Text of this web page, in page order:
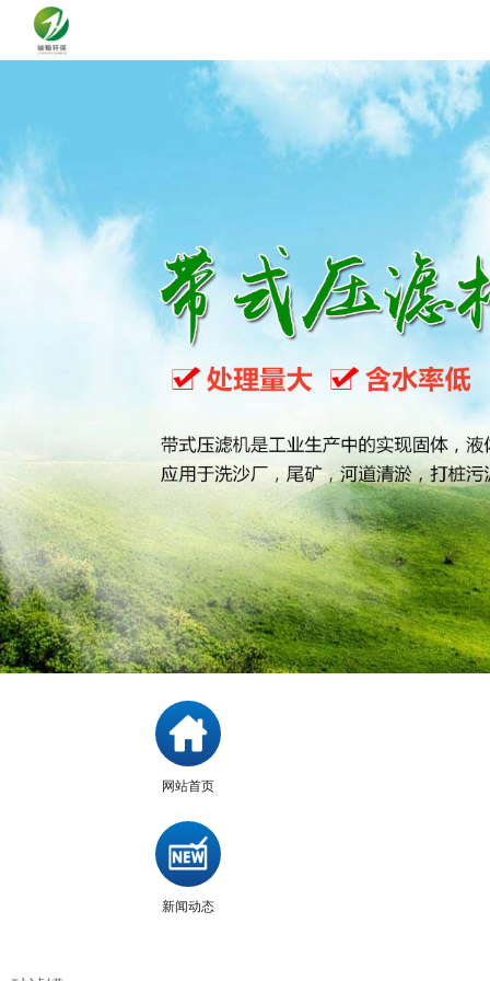
网站首页
新闻动态